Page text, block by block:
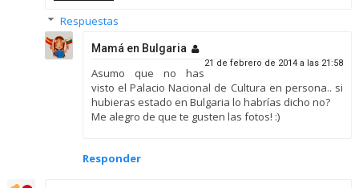
Respuestas
Mamá en Bulgaria
21 de febrero de 2014 a las 21:58
Asumo que no has
visto el Palacio Nacional de Cultura en persona.. si
hubieras estado en Bulgaria lo habrías dicho no?
Me alegro de que te gusten las fotos! :)
Responder